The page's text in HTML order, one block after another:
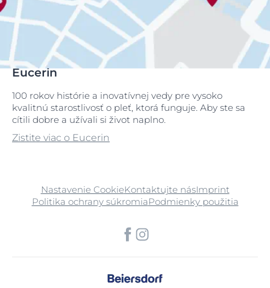
Eucerin
100 rokov histórie a inovatívnej vedy pre vysoko
kvalitnú starostlivosť o pleť, ktorá funguje. Aby ste sa
cítili dobre a užívali si život naplno.
Zistite viac o Eucerin
Nastavenie CookieKontaktujte násImprint
Politika ochrany súkromiaPodmienky použitia